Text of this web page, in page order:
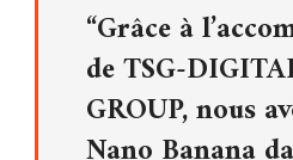
“Grâce à
de TSG-
GROUP, nous